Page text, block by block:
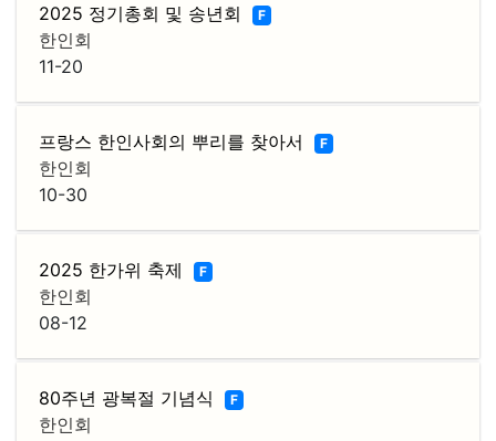
2025 정기총회 및 송년회 F
한인회
11-20
프랑스 한인사회의 뿌리를 찾아서 F
한인회
10-30
2025 한가위 축제 F
한인회
08-12
80주년 광복절 기념식 F
한인회